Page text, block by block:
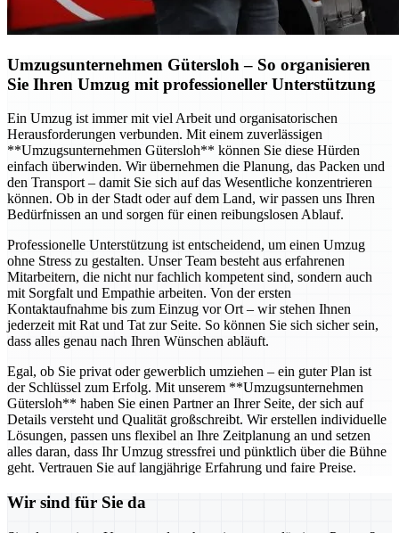
Umzugsunternehmen Gütersloh – So organisieren
Sie Ihren Umzug mit professioneller Unterstützung
Ein Umzug ist immer mit viel Arbeit und organisatorischen
Herausforderungen verbunden. Mit einem zuverlässigen
**Umzugsunternehmen Gütersloh** können Sie diese Hürden
einfach überwinden. Wir übernehmen die Planung, das Packen und
den Transport – damit Sie sich auf das Wesentliche konzentrieren
können. Ob in der Stadt oder auf dem Land, wir passen uns Ihren
Bedürfnissen an und sorgen für einen reibungslosen Ablauf.
Professionelle Unterstützung ist entscheidend, um einen Umzug
ohne Stress zu gestalten. Unser Team besteht aus erfahrenen
Mitarbeitern, die nicht nur fachlich kompetent sind, sondern auch
mit Sorgfalt und Empathie arbeiten. Von der ersten
Kontaktaufnahme bis zum Einzug vor Ort – wir stehen Ihnen
jederzeit mit Rat und Tat zur Seite. So können Sie sich sicher sein,
dass alles genau nach Ihren Wünschen abläuft.
Egal, ob Sie privat oder gewerblich umziehen – ein guter Plan ist
der Schlüssel zum Erfolg. Mit unserem **Umzugsunternehmen
Gütersloh** haben Sie einen Partner an Ihrer Seite, der sich auf
Details versteht und Qualität großschreibt. Wir erstellen individuelle
Lösungen, passen uns flexibel an Ihre Zeitplanung an und setzen
alles daran, dass Ihr Umzug stressfrei und pünktlich über die Bühne
geht. Vertrauen Sie auf langjährige Erfahrung und faire Preise.
Wir sind für Sie da